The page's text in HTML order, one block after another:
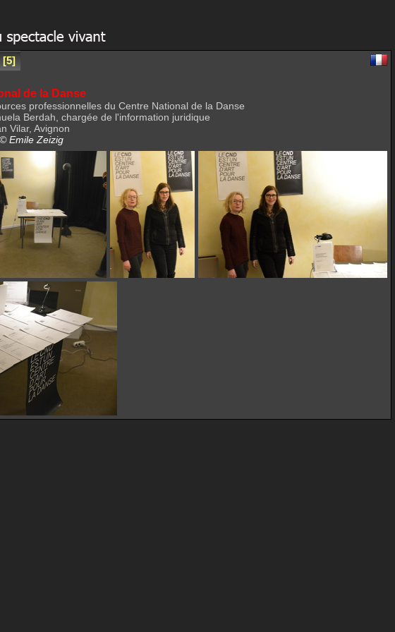
5
de la Danse
professionnelles du Centre National de la Danse
Berdah, chargée de l'information juridique
Vilar, Avignon
© Emile Zeizig